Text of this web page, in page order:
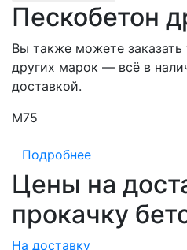
Пескобетон
Вы также можете заказать
других марок — всё в
доставкой.
М75
Подробнее
Цены на
прокачку
На доставку